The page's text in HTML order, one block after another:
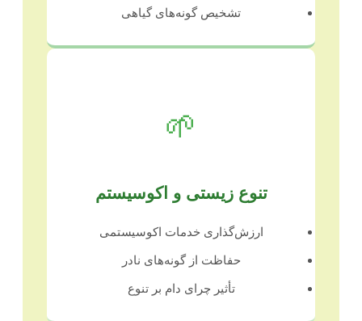
تشخیص گونه‌های گیاهی
🌱
تنوع زیستی و اکوسیستم
ارزش‌گذاری خدمات اکوسیستمی
حفاظت از گونه‌های نادر
تأثیر چرای دام بر تنوع